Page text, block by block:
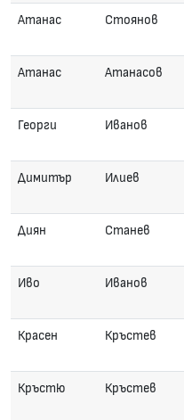
Атанас Стоянов
Атанас Атанасов
Георги Иванов
Димитър Илиев
Диян Станев
Иво Иванов
Красен Кръстев
Кръстю Кръстев